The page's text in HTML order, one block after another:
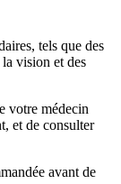
tels que des
la vision et des
votre médecin
et de consulter
avant de